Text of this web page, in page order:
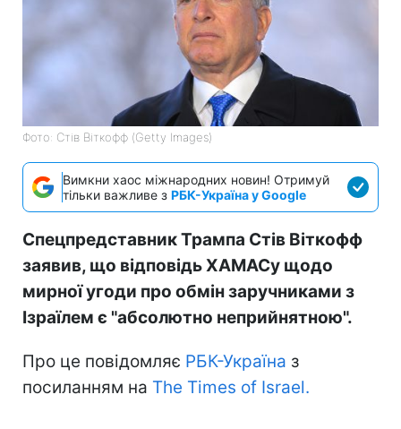
Фото: Стів Віткофф (Getty Images)
Вимкни хаос міжнародних новин! Отримуй
тільки важливе з РБК-Україна у Google
Спецпредставник Трампа Стів Віткофф
заявив, що відповідь ХАМАСу щодо
мирної угоди про обмін заручниками з
Ізраїлем є "абсолютно неприйнятною".
Про це повідомляє РБК-Україна з
посиланням на The Times of Israel.